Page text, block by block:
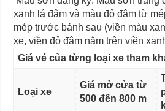
xanh lá đậm và màu đỏ đậm từ
mép trước bánh sau (viền màu
xe, viền đỏ đậm nằm trên viền
Giá vé của từng loại xe tham
Loại xe
Giá mở cửa từ
500 đến 800 m